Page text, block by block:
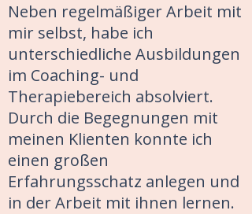
Neben regelmäßiger Arbeit mit
mir selbst, habe ich
unterschiedliche Ausbildungen
im Coaching- und
Therapiebereich absolviert.
Durch die Begegnungen mit
meinen Klienten konnte ich
einen großen
Erfahrungsschatz anlegen und
in der Arbeit mit ihnen lernen.